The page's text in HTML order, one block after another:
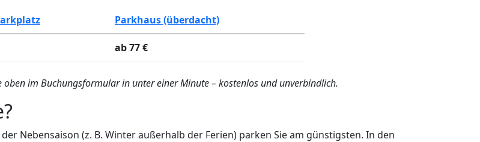
Auto war nicht beschädigt und war
weiterzuempfehlen.
Parkhaus (überdacht)
ab 77 €
oben im Buchungsformular in unter einer Minute – kostenlos und unverbindlich.
Nebensaison (z. B. Winter außerhalb der Ferien) parken Sie am günstigsten. In den